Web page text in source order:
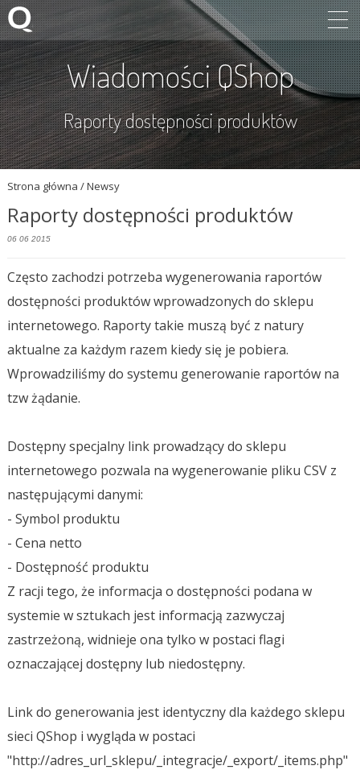
Wiadomości QShop
Raporty dostępności produktów
Strona główna / Newsy
Raporty dostępności produktów
06 06 2015
Często zachodzi potrzeba wygenerowania raportów
dostępności produktów wprowadzonych do sklepu
internetowego. Raporty takie muszą być z natury
aktualne za każdym razem kiedy się je pobiera.
Wprowadziliśmy do systemu generowanie raportów na
tzw żądanie.
Dostępny specjalny link prowadzący do sklepu
internetowego pozwala na wygenerowanie pliku CSV z
następującymi danymi:
- Symbol produktu
- Cena netto
- Dostępność produktu
Z racji tego, że informacja o dostępności podana w
systemie w sztukach jest informacją zazwyczaj
zastrzeżoną, widnieje ona tylko w postaci flagi
oznaczającej dostępny lub niedostępny.
Link do generowania jest identyczny dla każdego sklepu
sieci QShop i wygląda w postaci
"http://adres_url_sklepu/_integracje/_export/_items.php"